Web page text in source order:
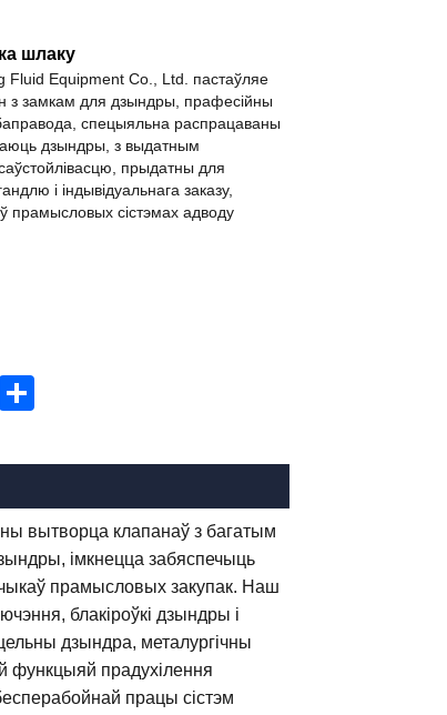
шлаку
Fluid Equipment Co., Ltd. пастаўляе
з замкам для дзындры, прафесійны
спецыяльна распрацаваны
дзындры, з выдатным
прыдатны для
і індывідуальнага заказу,
прамысловых сістэмах адводу
Share
вытворца клапанаў з багатым
імкнецца забяспечыць
прамысловых закупак. Наш
блакіроўкі дзындры і
дзындра, металургічны
функцыяй прадухілення
працы сістэм